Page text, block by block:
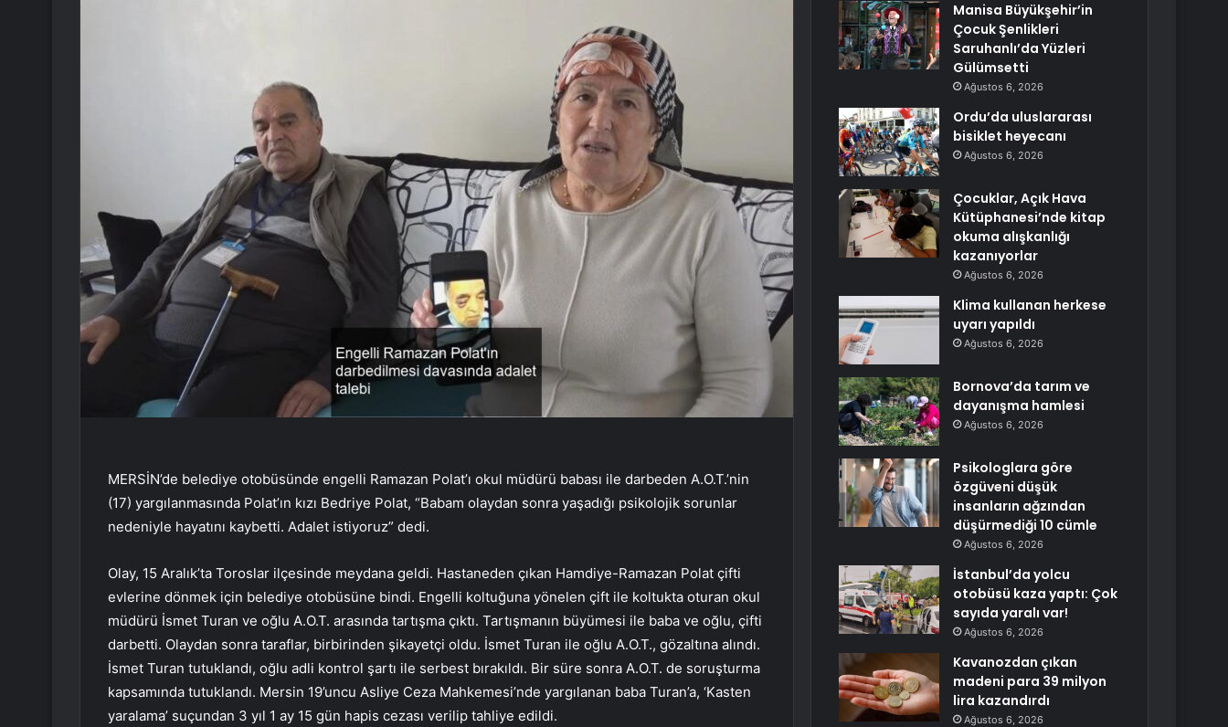
MERSİN’de belediye otobüsünde engelli Ramazan Polat’ı okul müdürü babası ile darbeden A.O.T.’nin
(17) yargılanmasında Polat’ın kızı Bedriye Polat, “Babam olaydan sonra yaşadığı psikolojik sorunlar
nedeniyle hayatını kaybetti. Adalet istiyoruz” dedi.
Olay, 15 Aralık’ta Toroslar ilçesinde meydana geldi. Hastaneden çıkan Hamdiye-Ramazan Polat çifti
evlerine dönmek için belediye otobüsüne bindi. Engelli koltuğuna yönelen çift ile koltukta oturan okul
müdürü İsmet Turan ve oğlu A.O.T. arasında tartışma çıktı. Tartışmanın büyümesi ile baba ve oğlu, çifti
darbetti. Olaydan sonra taraflar, birbirinden şikayetçi oldu. İsmet Turan ile oğlu A.O.T., gözaltına alındı.
İsmet Turan tutuklandı, oğlu adli kontrol şartı ile serbest bırakıldı. Bir süre sonra A.O.T. de soruşturma
kapsamında tutuklandı. Mersin 19’uncu Asliye Ceza Mahkemesi’nde yargılanan baba Turan’a, ‘Kasten
yaralama’ suçundan 3 yıl 1 ay 15 gün hapis cezası verilip tahliye edildi.
Manisa Büyükşehir’in
Çocuk Şenlikleri
Saruhanlı’da Yüzleri
Gülümsetti
Ağustos 6, 2026
Ordu’da uluslararası
bisiklet heyecanı
Ağustos 6, 2026
Çocuklar, Açık Hava
Kütüphanesi’nde kitap
okuma alışkanlığı
kazanıyorlar
Ağustos 6, 2026
Klima kullanan herkese
uyarı yapıldı
Ağustos 6, 2026
Bornova’da tarım ve
dayanışma hamlesi
Ağustos 6, 2026
Psikologlara göre
özgüveni düşük
insanların ağzından
düşürmediği 10 cümle
Ağustos 6, 2026
İstanbul’da yolcu
otobüsü kaza yaptı: Çok
sayıda yaralı var!
Ağustos 6, 2026
Kavanozdan çıkan
madeni para 39 milyon
lira kazandırdı
Ağustos 6, 2026